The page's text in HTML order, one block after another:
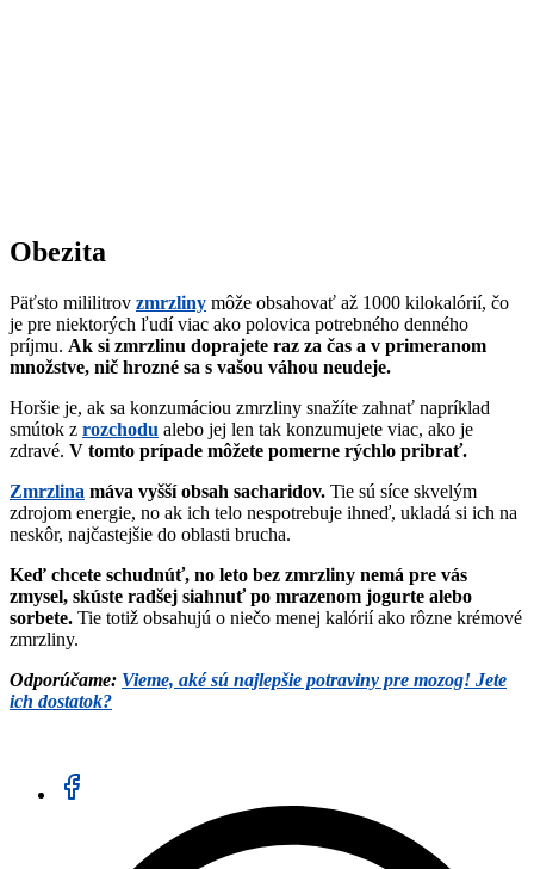
Obezita
Päťsto mililitrov zmrzliny môže obsahovať až 1000 kilokalórií, čo
je pre niektorých ľudí viac ako polovica potrebného denného
príjmu. Ak si zmrzlinu doprajete raz za čas a v primeranom
množstve, nič hrozné sa s vašou váhou neudeje.
Horšie je, ak sa konzumáciou zmrzliny snažíte zahnať napríklad
smútok z rozchodu alebo jej len tak konzumujete viac, ako je
zdravé. V tomto prípade môžete pomerne rýchlo pribrať.
Zmrzlina máva vyšší obsah sacharidov. Tie sú síce skvelým
zdrojom energie, no ak ich telo nespotrebuje ihneď, ukladá si ich na
neskôr, najčastejšie do oblasti brucha.
Keď chcete schudnúť, no leto bez zmrzliny nemá pre vás
zmysel, skúste radšej siahnuť po mrazenom jogurte alebo
sorbete. Tie totiž obsahujú o niečo menej kalórií ako rôzne krémové
zmrzliny.
Odporúčame: Vieme, aké sú najlepšie potraviny pre mozog! Jete
ich dostatok?